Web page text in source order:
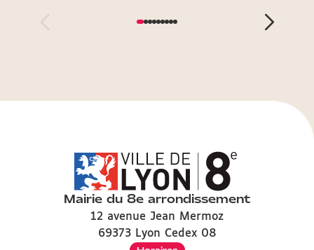
Mairie du 8e arrondissement
12 avenue Jean Mermoz
69373 Lyon Cedex 08